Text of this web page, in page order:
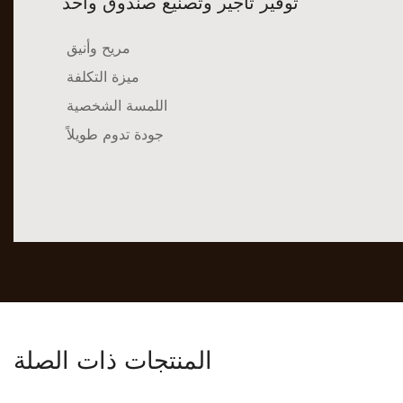
مريح وأنيق
ميزة التكلفة
اللمسة الشخصية
جودة تدوم طويلاً
المنتجات ذات الصلة